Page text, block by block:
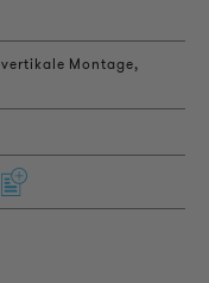
Montage,